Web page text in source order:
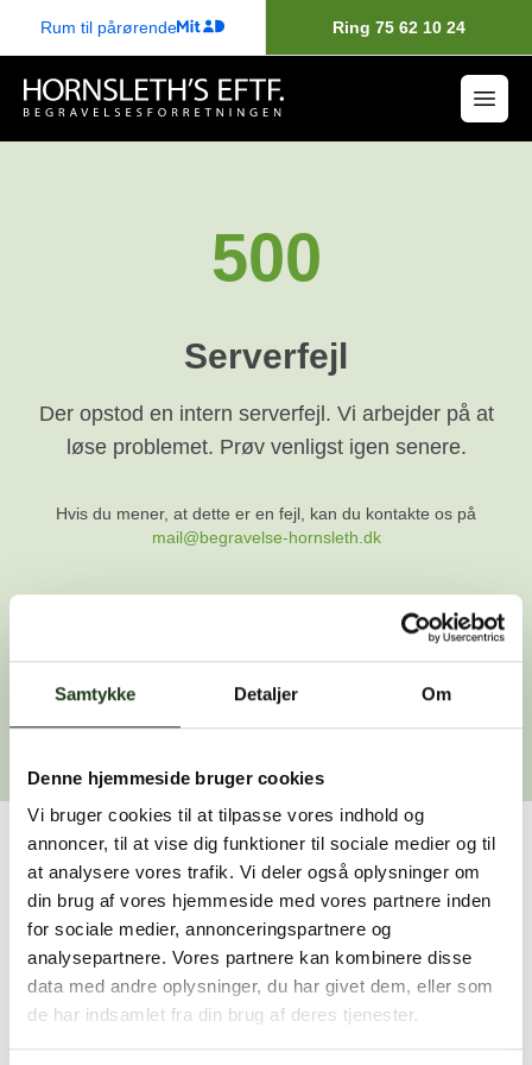
Samtykke Detaljer Om
Denne hjemmeside bruger cookies
Vi bruger cookies til at tilpasse vores indhold og
annoncer, til at vise dig funktioner til sociale medier og til
at analysere vores trafik. Vi deler også oplysninger om
din brug af vores hjemmeside med vores partnere inden
for sociale medier, annonceringspartnere og
analysepartnere. Vores partnere kan kombinere disse
data med andre oplysninger, du har givet dem, eller som
de har indsamlet fra din brug af deres tjenester.
Rum til pårørende Ring 75 62 10 24
500
Serverfejl
Der opstod en intern serverfejl. Vi arbejder på at
løse problemet. Prøv venligst igen senere.
Hvis du mener, at dette er en fejl, kan du kontakte os på
mail@begravelse-hornsleth.dk
Gå tilbage
Har du brug for hjælp?
Vi er her for at hjælpe dig. Du er velkommen til at kontakte
os, hvis du har spørgsmål eller brug for assistance.
59 45 10 14
Find nærmeste afdeling